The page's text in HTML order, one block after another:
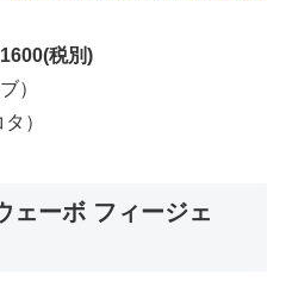
税別)
）
）
ェーボ フィージェ